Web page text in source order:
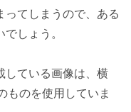
ってしまうので、ある
しょう。
している画像は、横
ものを使用していま